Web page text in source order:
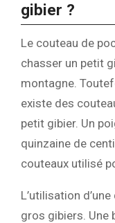
gibier ?
Le couteau de
chasser un petit
montagne.
existe des
petit gibier. Un
quinzaine de
couteaux utilisé
L’utilisation
gros gibiers. Une